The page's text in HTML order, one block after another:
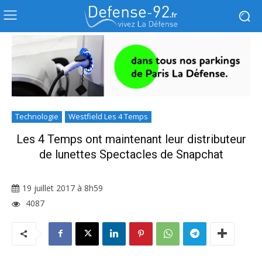
Technologie Westfield Les 4 Temps
Les 4 Temps ont maintenant leur distributeur
de lunettes Spectacles de Snapchat
19 juillet 2017 à 8h59
4087